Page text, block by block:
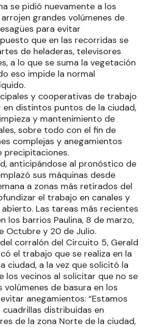
se pidió nuevamente a los
grandes volúmenes de
para evitar
que en las recorridas se
de heladeras, televisores
a lo que se suma la vegetación
eso impide la normal
y cooperativas de trabajo
en distintos puntos de la ciudad,
y mantenimiento de
sobre todo con el fin de
complejas y anegamientos
precipitaciones.
anticipándose al pronóstico de
sus máquinas desde
a zonas más retirados del
el trabajo en canales y
Las tareas más recientes
los barrios Paulina, 8 de marzo,
Octubre y 20 de Julio.
corralón del Circuito 5, Gerald
el trabajo que se realiza en la
ciudad, a la vez que solicitó la
los vecinos al solicitar que no se
volúmenes de basura en los
anegamientos: “Estamos
distribuidas en
de la zona Norte de la ciudad,